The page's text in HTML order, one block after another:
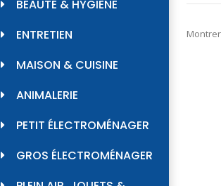
BEAUTÉ & HYGIÈNE
ENTRETIEN
MAISON & CUISINE
ANIMALERIE
PETIT ÉLECTROMÉNAGER
GROS ÉLECTROMÉNAGER